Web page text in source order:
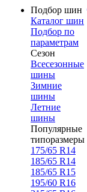
Подбор шин
Каталог шин
Подбор по
параметрам
Сезон
Всесезонные
шины
Зимние
шины
Летние
шины
Популярные
типоразмеры
175/65 R14
185/65 R14
185/65 R15
195/60 R16